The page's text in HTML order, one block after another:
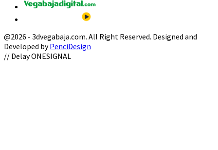
@2026 - 3dvegabaja.com. All Right Reserved. Designed and
Developed byPenciDesign
Facebook
Twitter
Instagram
Youtube
Email
// Delay ONESIGNAL